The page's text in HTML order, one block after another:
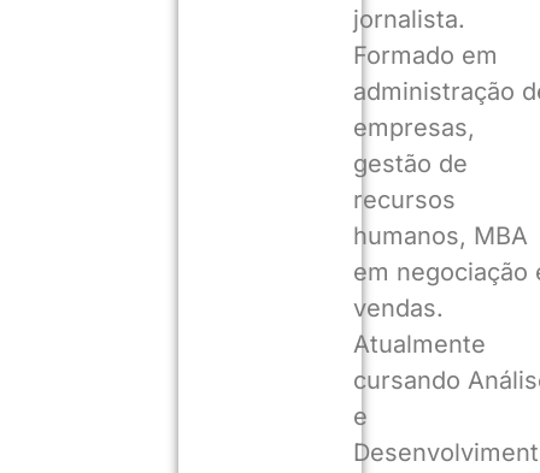
jornalista.
Formado em
administração
empresas,
gestão de
recursos
humanos, MBA
em negociação
vendas.
Atualmente
cursando
e